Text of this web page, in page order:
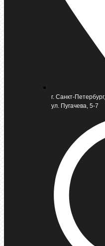
г. Санкт-Петербург,
ул. Пугачева, 5-7